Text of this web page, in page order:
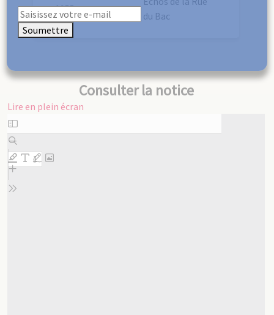
1955
du Bac
Consulter la notice
Lire en plein écran
Aller
au
contenu
PDF
Soumettre